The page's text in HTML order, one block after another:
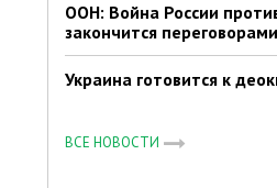
ООН: Война России
закончится переговорами
Украина готовится к
ВСЕ НОВОСТИ